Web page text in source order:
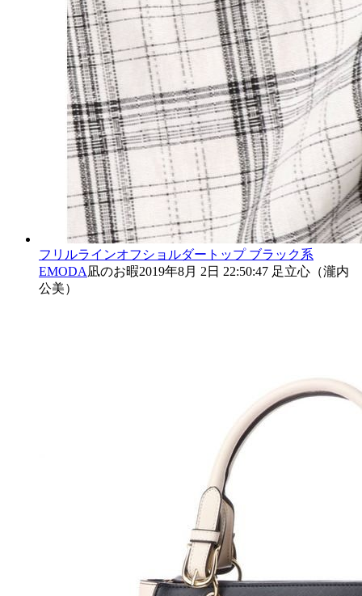
フリルラインオフショルダートップ ブラック系
EMODA 凪のお暇2019年8月 2日 22:50:47 足立心（瀧内
公美）